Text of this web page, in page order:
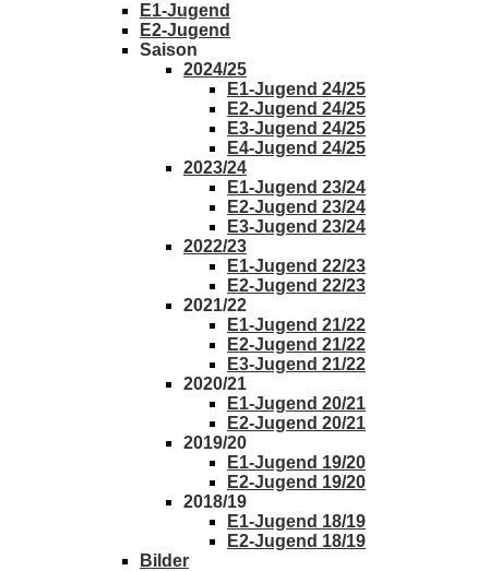
E1-Jugend
E2-Jugend
Saison
2024/25
E1-Jugend 24/25
E2-Jugend 24/25
E3-Jugend 24/25
E4-Jugend 24/25
2023/24
E1-Jugend 23/24
E2-Jugend 23/24
E3-Jugend 23/24
2022/23
E1-Jugend 22/23
E2-Jugend 22/23
2021/22
E1-Jugend 21/22
E2-Jugend 21/22
E3-Jugend 21/22
2020/21
E1-Jugend 20/21
E2-Jugend 20/21
2019/20
E1-Jugend 19/20
E2-Jugend 19/20
2018/19
E1-Jugend 18/19
E2-Jugend 18/19
Bilder